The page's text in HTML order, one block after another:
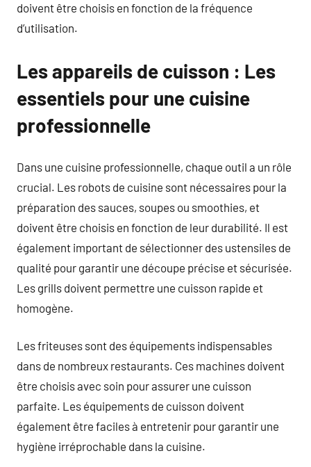
doivent être choisis en fonction de la fréquence
d’utilisation.
Les appareils de cuisson : Les
essentiels pour une cuisine
professionnelle
Dans une cuisine professionnelle, chaque outil a un rôle
crucial. Les robots de cuisine sont nécessaires pour la
préparation des sauces, soupes ou smoothies, et
doivent être choisis en fonction de leur durabilité. Il est
également important de sélectionner des ustensiles de
qualité pour garantir une découpe précise et sécurisée.
Les grills doivent permettre une cuisson rapide et
homogène.
Les friteuses sont des équipements indispensables
dans de nombreux restaurants. Ces machines doivent
être choisis avec soin pour assurer une cuisson
parfaite. Les équipements de cuisson doivent
également être faciles à entretenir pour garantir une
hygiène irréprochable dans la cuisine.